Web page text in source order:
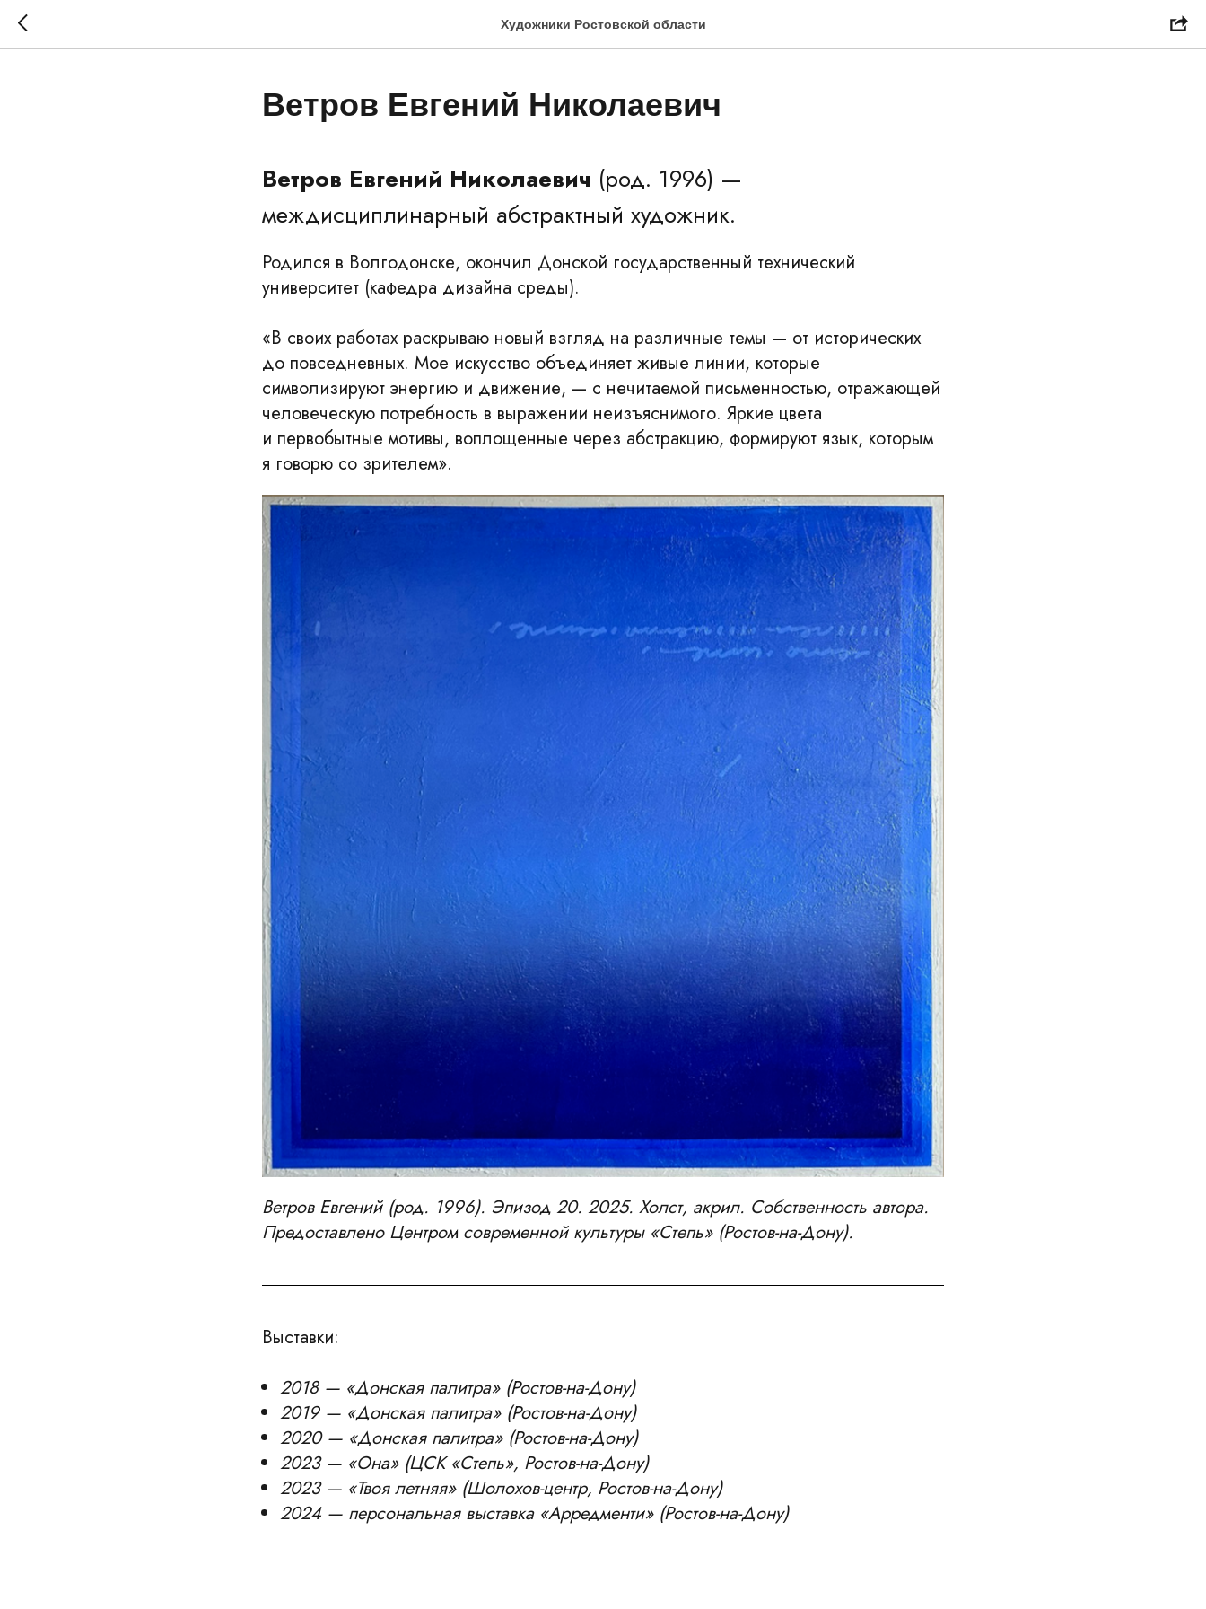
Художники Ростовской области
Ветров Евгений Николаевич
Ветров Евгений Николаевич (род. 1996) —
междисциплинарный абстрактный художник.
Родился в Волгодонске, окончил Донской государственный технический
университет (кафедра дизайна среды).
«В своих работах раскрываю новый взгляд на различные темы — от исторических
до повседневных. Мое искусство объединяет живые линии, которые
символизируют энергию и движение, — с нечитаемой письменностью, отражающей
человеческую потребность в выражении неизъяснимого. Яркие цвета
и первобытные мотивы, воплощенные через абстракцию, формируют язык, которым
я говорю со зрителем».
Ветров Евгений (род. 1996). Эпизод 20. 2025. Холст, акрил. Собственность автора.
Предоставлено Центром современной культуры «Степь» (Ростов-на-Дону).
Выставки:
2018 — «Донская палитра» (Ростов-на-Дону)
2019 — «Донская палитра» (Ростов-на-Дону)
2020 — «Донская палитра» (Ростов-на-Дону)
2023 — «Она» (ЦСК «Степь», Ростов-на-Дону)
2023 — «Твоя летняя» (Шолохов-центр, Ростов-на-Дону)
2024 — персональная выставка «Арредменти» (Ростов-на-Дону)